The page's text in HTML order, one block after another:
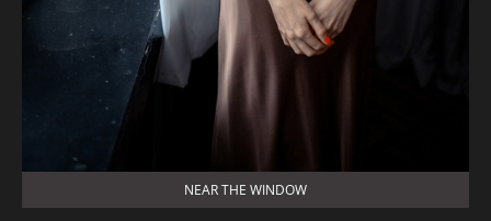
NEAR THE WINDOW